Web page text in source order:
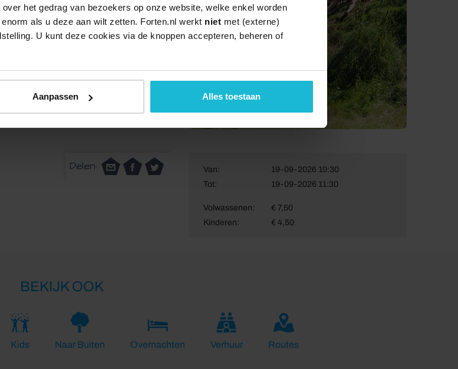
het gedrag van bezoekers op onze website, welke enkel worden
als u deze aan wilt zetten. Forten.nl werkt niet met (externe)
U kunt deze cookies via de knoppen accepteren, beheren of
Aanpassen Alles toestaan
tot 11.30u en een Duitstalige van
bij het startpunt bij de bunker voor 't
Delen: Van:
19-09-2026 10:30
Tot:
19-09-2026 11:30
Volwassenen:
€ 7,50
Kinderen:
€ 4,50
BEKIJK OOK
Kids Naar Buiten Overnachten Verhuur Routes